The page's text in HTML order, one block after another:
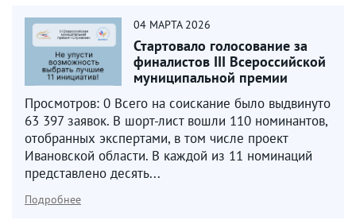
04 МАРТА 2026
Стартовало голосование за
финалистов III Всероссийской
муниципальной премии
Просмотров: 0 Всего на соискание было выдвинуто
63 397 заявок. В шорт-лист вошли 110 номинантов,
отобранных экспертами, в том числе проект
Ивановской области. В каждой из 11 номинаций
представлено десять...
Подробнее